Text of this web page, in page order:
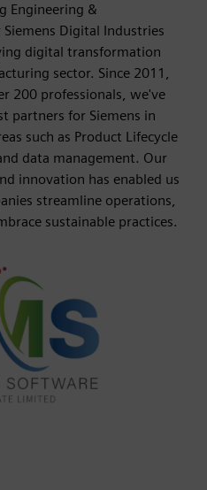
Engineering &
Digital Industries
digital transformation
sector. Since 2011,
200 professionals, we've
partners for Siemens in
such as Product Lifecycle
data management. Our
innovation has enabled us
streamline operations,
sustainable practices.